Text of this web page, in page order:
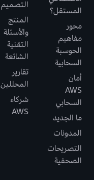
المستقل؟
محور
مفاهيم
الحوسبة
السحابية
أمان
AWS
السحابي
ما الجديد
المدونات
التصريحات
الصحفية
التصميم
المنتج
والأسئلة
التقنية
الشائعة
تقارير
المحللين
شركاء
AWS